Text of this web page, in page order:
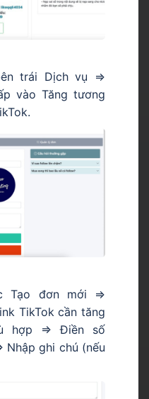
trái Dịch vụ =>
vào Tăng tương
Tạo đơn mới =>
TikTok cần tăng
hợp => Điền số
Nhập ghi chú (nếu